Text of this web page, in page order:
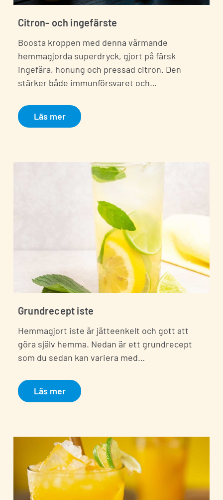
Citron- och ingefärste
Boosta kroppen med denna värmande
hemmagjorda superdryck, gjort på färsk
ingefära, honung och pressad citron. Den
stärker både immunförsvaret och…
Läs mer
Grundrecept iste
Hemmagjort iste är jätteenkelt och gott att
göra själv hemma. Nedan är ett grundrecept
som du sedan kan variera med…
Läs mer